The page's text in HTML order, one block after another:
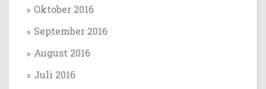
Oktober 2016
September 2016
August 2016
Juli 2016